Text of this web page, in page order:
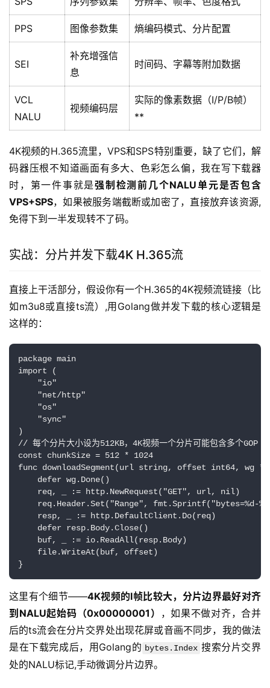
PPS 图像参数集 熵编码模式、分片配置
SEI
补充增强信
息
时间码、字幕等附加数据
VCL
NALU
视频编码层
实际的像素数据（I/P/B帧）
**
4K视频的H.365流里，VPS和SPS特别重要，缺了它们，解
码器压根不知道画面有多大、色彩怎么偏，我在写下载器
时，第一件事就是强制检测前几个NALU单元是否包含
VPS+SPS，如果被服务端截断或加密了，直接放弃该资源,
免得下到一半发现转不了码。
实战：分片并发下载4K H.365流
直接上干活部分，假设你有一个H.365的4K视频流链接（比
如m3u8或直接ts流）,用Golang做并发下载的核心逻辑是
这样的：
package main
import (
    "io"
    "net/http"
    "os"
    "sync"
)
// 每个分片大小设为512KB，4K视频一个分片可能包含多个GOP
const chunkSize = 512 * 1024
func downloadSegment(url string, offset int64, wg
    defer wg.Done()
    req, _ := http.NewRequest("GET", url, nil)
req.Header.Set("Range", fmt.Sprintf("bytes=%d-
    resp, _ := http.DefaultClient.Do(req)
    defer resp.Body.Close()
    buf, _ := io.ReadAll(resp.Body)
    file.WriteAt(buf, offset)
}
这里有个细节——4K视频的I帧比较大，分片边界最好对齐
到NALU起始码（0x00000001）
，如果不做对齐，合并
后的ts流会在分片交界处出现花屏或音画不同步，我的做法
是在下载完成后，用Golang的 bytes.Index 搜索分片交界
处的NALU标记,手动微调分片边界。